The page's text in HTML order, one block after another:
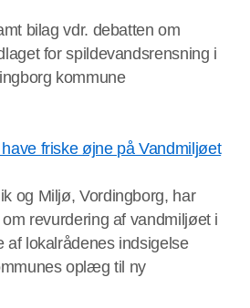
bilag vdr. debatten om
for spildevandsrensning i
kommune
friske øjne på Vandmiljøet
og Miljø, Vordingborg, har
revurdering af vandmiljøet i
af lokalrådenes indsigelse
oplæg til ny